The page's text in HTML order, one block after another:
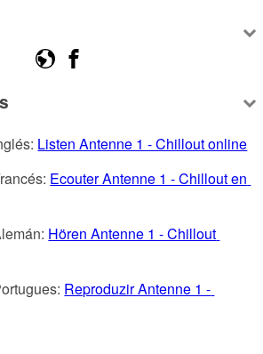
Listen Antenne 1 - Chillout online
Ecouter Antenne 1 - Chillout en
Hören Antenne 1 - Chillout
Reproduzir Antenne 1 -